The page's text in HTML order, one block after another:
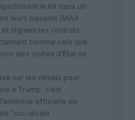
le lot dans un
leurs besoins (MAX
signent les contrats
comme cela que
des visites d’État de
sur les détails pour
à Trump, c’est
officielle de
“soi-disant